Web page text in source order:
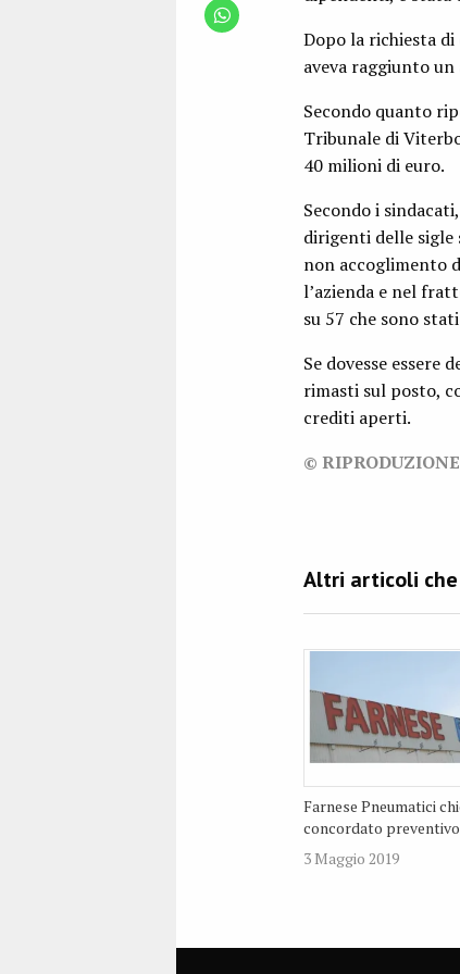
Dopo la richiesta di
aveva raggiunto
Secondo quanto
Tribunale di
40 milioni di euro.
Secondo i
dirigenti delle sigle
non accoglimento
l’azienda e nel
su 57 che sono
Se dovesse
rimasti sul posto,
crediti aperti.
©
Farnese Pneumatici
concordato preventivo
3 Maggio 2019